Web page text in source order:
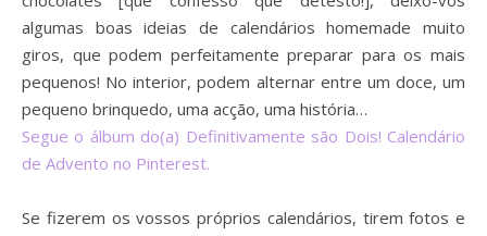
algumas boas ideias de calendários homemade muito
giros, que podem perfeitamente preparar para os mais
pequenos! No interior, podem alternar entre um doce, um
pequeno brinquedo, uma acção, uma história…
Segue o álbum do(a) Definitivamente são Dois! Calendário
de Advento no Pinterest.
Se fizerem os vossos próprios calendários, tirem fotos e